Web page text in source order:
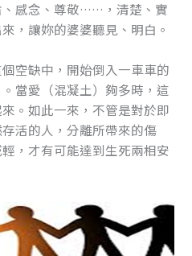
、感念、尊敬……，清楚、實
，讓妳的婆婆聽見、明白。
空缺中，開始倒入一車車的
當愛（混凝土）夠多時，這
。如此一來，不管是對於即
活的人，分離所帶來的傷
，才有可能達到生死兩相安